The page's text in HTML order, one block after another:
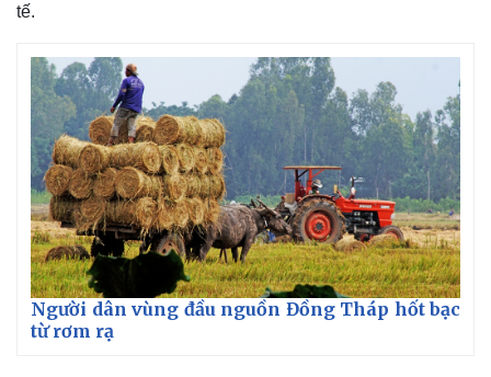
tế.
Người dân vùng đầu nguồn Đồng Tháp hốt bạc
từ rơm rạ